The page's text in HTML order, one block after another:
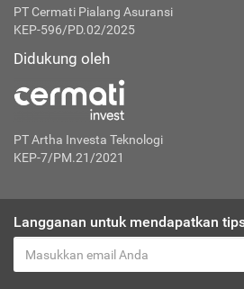
PT Cermati Pialang Asuransi
KEP-596/PD.02/2025
Didukung oleh
PT Artha Investa Teknologi
KEP-7/PM.21/2021
Langganan untuk mendapatkan